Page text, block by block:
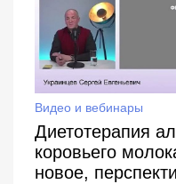
Видео и вебинары
Диетотерапия
коровьего
новое,